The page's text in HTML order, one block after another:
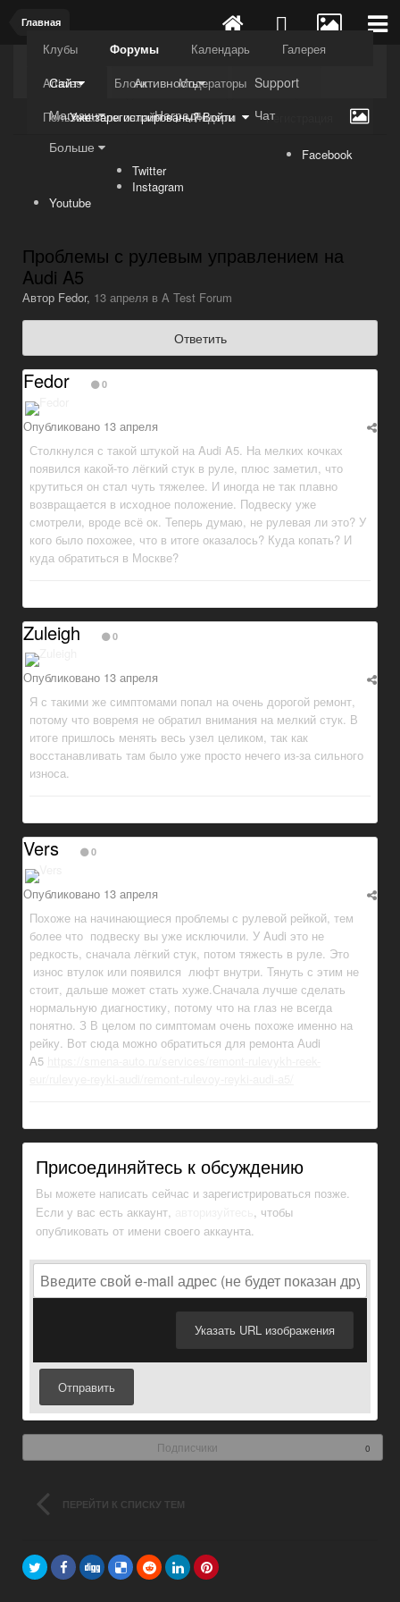
Главная
Kuli4kam.net Дружный форум
Сайт
Клубы Форумы Календарь
Галерея
Articles
Блоги
Модераторы
Пользователи онлайн
Лидеры
Активность
Support
Магазин
Награды
Чат
Больше
Уже зарегистрированы? Войти Регистрация
Facebook
Twitter
Instagram
Youtube
Проблемы с рулевым управлением на
Audi A5
Автор Fedor, 13 апреля в A Test Forum
Ответить
Fedor 0
Опубликовано 13 апреля
Столкнулся с такой штукой на Audi A5. На мелких кочках
появился какой-то лёгкий стук в руле, плюс заметил, что
крутиться он стал чуть тяжелее. И иногда не так плавно
возвращается в исходное положение. Подвеску уже
смотрели, вроде всё ок. Теперь думаю, не рулевая ли это? У
кого было похожее, что в итоге оказалось? Куда копать? И
куда обратиться в Москве?
Zuleigh 0
Опубликовано 13 апреля
Я с такими же симптомами попал на очень дорогой ремонт,
потому что вовремя не обратил внимания на мелкий стук. В
итоге пришлось менять весь узел целиком, так как
восстанавливать там было уже просто нечего из-за сильного
износа.
Vers 0
Опубликовано 13 апреля
Похоже на начинающиеся проблемы с рулевой рейкой, тем
более что подвеску вы уже исключили. У Audi это не
редкость, сначала лёгкий стук, потом тяжесть в руле. Это
износ втулок или появился люфт внутри. Тянуть с этим не
стоит, дальше может стать хуже.Сначала лучше сделать
нормальную диагностику, потому что на глаз не всегда
понятно. З В целом по симптомам очень похоже именно на
рейку. Вот сюда можно обратиться для ремонта Аudi
А5
Присоединяйтесь к обсуждению
Вы можете написать сейчас и зарегистрироваться позже.
Если у вас есть аккаунт,
, чтобы
опубликовать от имени своего аккаунта.
Указать URL изображения
Отправить
Подписчики 0
ПЕРЕЙТИ К СПИСКУ ТЕМ